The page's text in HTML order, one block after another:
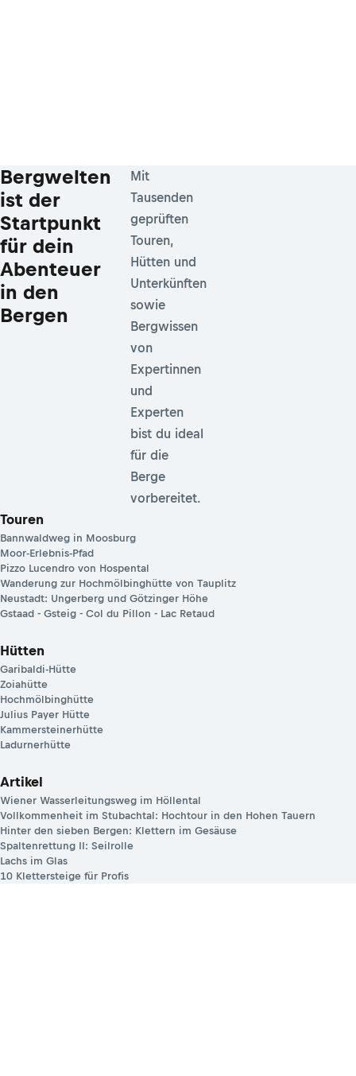
Bergwelten
ist der
Startpunkt
für dein
Abenteuer
in den
Bergen
Mit
Tausenden
geprüften
Touren,
Hütten und
Unterkünften
sowie
Bergwissen
von
Expertinnen
und
Experten
bist du ideal
für die
Berge
vorbereitet.
Touren
Bannwaldweg in Moosburg
Moor-Erlebnis-Pfad
Pizzo Lucendro von Hospental
Wanderung zur Hochmölbinghütte von Tauplitz
Neustadt: Ungerberg und Götzinger Höhe
Gstaad - Gsteig - Col du Pillon - Lac Retaud
Hütten
Garibaldi-Hütte
Zoiahütte
Hochmölbinghütte
Julius Payer Hütte
Kammersteinerhütte
Ladurnerhütte
Artikel
Wiener Wasserleitungsweg im Höllental
Vollkommenheit im Stubachtal: Hochtour in den Hohen Tauern
Hinter den sieben Bergen: Klettern im Gesäuse
Spaltenrettung II: Seilrolle
Lachs im Glas
10 Klettersteige für Profis